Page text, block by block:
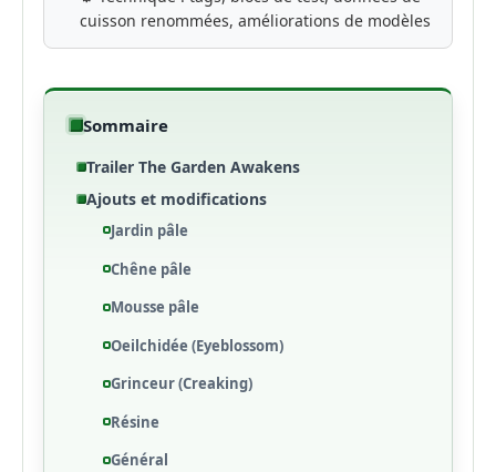
cuisson renommées, améliorations de modèles
Sommaire
Trailer The Garden Awakens
Ajouts et modifications
Jardin pâle
Chêne pâle
Mousse pâle
Oeilchidée (Eyeblossom)
Grinceur (Creaking)
Résine
Général